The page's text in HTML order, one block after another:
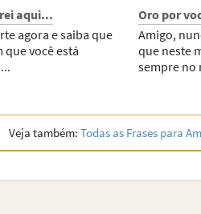
aqui...
agora e saiba que
você está
Oro por
Amigo,
que neste
sempre no
Veja também: Todas as Frases para